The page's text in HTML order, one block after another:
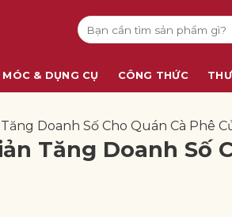
Tìm
kiếm:
MÓC & DỤNG CỤ CÔNG THỨC
Doanh Số Cho Quán Cà Phê
Tăng Doanh Số